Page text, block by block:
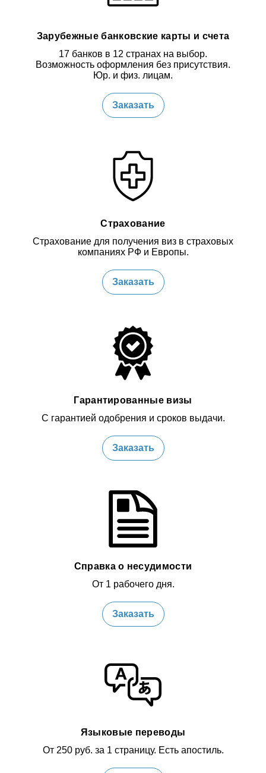
Зарубежные банковские карты и счета
17 банков в 12 странах на выбор.
Возможность оформления без присутствия.
Юр. и физ. лицам.
Заказать
Страхование
Страхование для получения виз в страховых
компаниях РФ и Европы.
Заказать
Гарантированные визы
С гарантией одобрения и сроков выдачи.
Заказать
Справка о несудимости
От 1 рабочего дня.
Заказать
Языковые переводы
От 250 руб. за 1 страницу. Есть апостиль.